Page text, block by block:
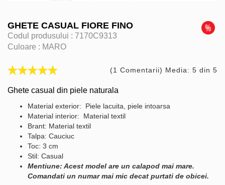
GHETE CASUAL FIORE FINO
Codul produsului : 7170C9313
Culoare : MARO
(1 Comentarii) Media: 5 din 5
Ghete casual din piele naturala
Material exterior: Piele lacuita, piele intoarsa
Material interior: Material textil
Brant: Material textil
Talpa: Cauciuc
Toc: 3 cm
Stil: Casual
Mentiune: Acest model are un calapod mai mare.
Comandati un numar mai mic decat purtati de obicei.